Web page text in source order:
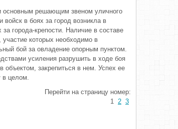
основным решающим звеном уличного
войск в боях за город возникла в
города-крепости. Наличие в составе
которых необходимо в
бой за овладение опорным пунктом.
усиления разрушить в ходе боя
объектом, закрепиться в нем. Успех ее
в целом.
Перейти на страницу номер:
1 2 3